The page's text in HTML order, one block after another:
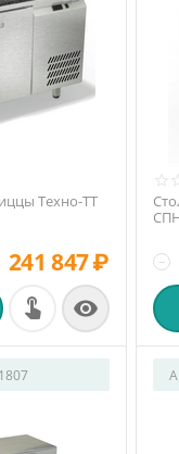
Техно-ТТ
241 847₽

−